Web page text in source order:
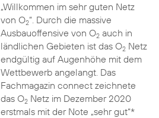
„Willkommen im sehr guten Netz
von O2“. Durch die massive
Ausbauoffensive von O2auch in
ländlichen Gebieten ist das O2Netz
endgültig auf Augenhöhe mit dem
Wettbewerb angelangt. Das
Fachmagazin connect zeichnete
das O2Netz im Dezember 2020
erstmals mit der Note „sehr gut“*